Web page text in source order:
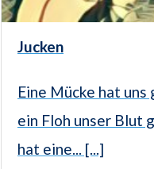
Jucken
Eine Mücke hat
ein Floh unser Blut
hat eine... [...]